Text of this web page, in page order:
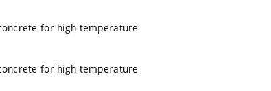
for high temperature
for high temperature